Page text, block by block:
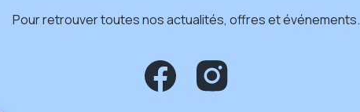
Pour retrouver toutes nos actualités, offres et événements.